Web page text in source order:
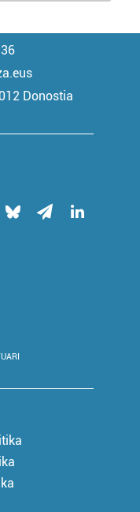
Donostia